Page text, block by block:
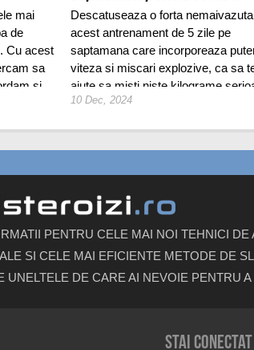
mai
de
Cu acest
sa
si
marime
Descatuseaza o forta
acest antrenament de 5 zile pe
saptamana care incorporeaza
viteza si miscari explozive, ca sa
ajute sa misti niste kilograme
10 Dec, 2024
PENTRU CELE MAI NOI TEHNICI DE
SI CELE MAI EFICIENTE METODE DE
DE CARE AI NEVOIE PENTRU
Stai conectat